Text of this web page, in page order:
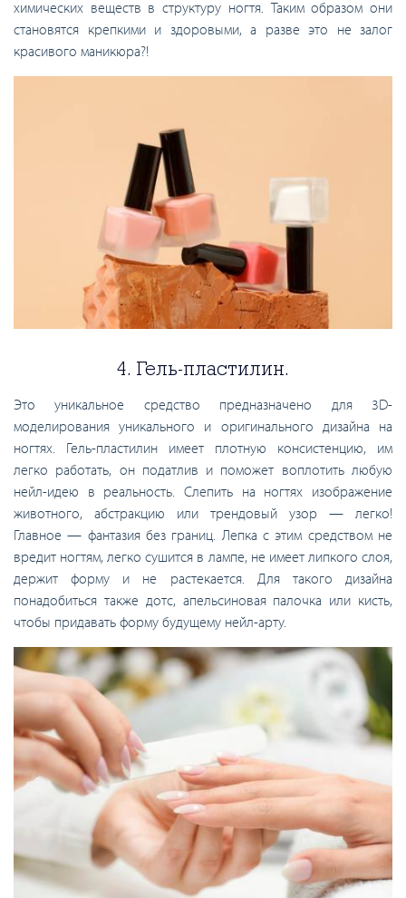
химических веществ в структуру ногтя. Таким образом они
становятся крепкими и здоровыми, а разве это не залог
красивого маникюра?!
4. Гель-пластилин.
Это уникальное средство предназначено для 3D-
моделирования уникального и оригинального дизайна на
ногтях. Гель-пластилин имеет плотную консистенцию, им
легко работать, он податлив и поможет воплотить любую
нейл-идею в реальность. Слепить на ногтях изображение
животного, абстракцию или трендовый узор — легко!
Главное — фантазия без границ. Лепка с этим средством не
вредит ногтям, легко сушится в лампе, не имеет липкого слоя,
держит форму и не растекается. Для такого дизайна
понадобиться также дотс, апельсиновая палочка или кисть,
чтобы придавать форму будущему нейл-арту.